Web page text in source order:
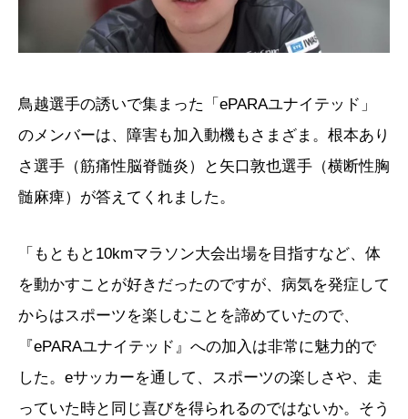
鳥越選手の誘いで集まった「ePARAユナイテッド」
のメンバーは、障害も加入動機もさまざま。根本あり
さ選手（筋痛性脳脊髄炎）と矢口敦也選手（横断性胸
髄麻痺）が答えてくれました。
「もともと10kmマラソン大会出場を目指すなど、体
を動かすことが好きだったのですが、病気を発症して
からはスポーツを楽しむことを諦めていたので、
『ePARAユナイテッド』への加入は非常に魅力的で
した。eサッカーを通して、スポーツの楽しさや、走
っていた時と同じ喜びを得られるのではないか。そう